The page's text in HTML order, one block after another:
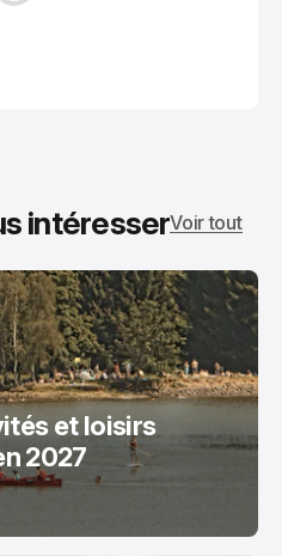
intéresserVoir tout
et loisirs
2027